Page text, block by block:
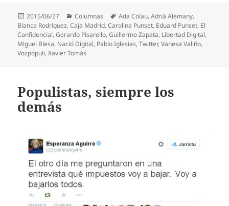
Publicado
el
2015/06/27 Categorías
Columnas Etiquetas
Ada Colau,Adrià Alemany,
Blanca Rodríguez,Caja Madrid,Carolina Punset, Eduard Punset, El
Confidencial,Gerardo Pisarello,Guillermo Zapata, Libertad Digital,
Miguel Blesa, Nació Digital, Pablo Iglesias,Twitter,Vanesa Valiño,
Vozpópuli,Xavier Tomàs
Populistas, siempre los
demás